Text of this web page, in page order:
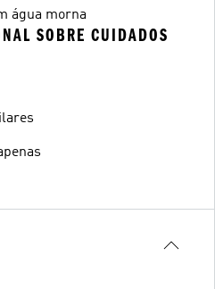
água morna
SOBRE CUIDADOS